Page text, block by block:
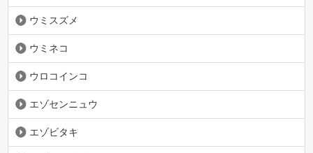
ウミスズメ
ウミネコ
ウロコインコ
エゾセンニュウ
エゾビタキ